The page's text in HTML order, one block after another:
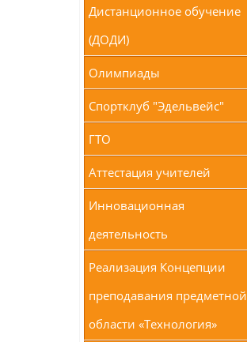
Дистанционное обучение
(ДОДИ)
Олимпиады
Спортклуб "Эдельвейс"
ГТО
Аттестация учителей
Инновационная
деятельность
Реализация Концепции
преподавания предметной
области «Технология»